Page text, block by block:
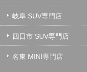
岐阜 SUV専門店
四日市 SUV専門店
名東 MINI専門店